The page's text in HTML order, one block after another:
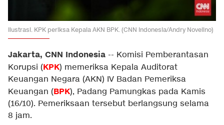
Ilustrasi. KPK periksa Kepala AKN BPK. (CNN Indonesia/Andry Novelino)
Jakarta, CNN Indonesia -- Komisi Pemberantasan
Korupsi (KPK) memeriksa Kepala Auditorat
Keuangan Negara (AKN) IV Badan Pemeriksa
Keuangan (BPK), Padang Pamungkas pada Kamis
(16/10). Pemeriksaan tersebut berlangsung selama
8 jam.